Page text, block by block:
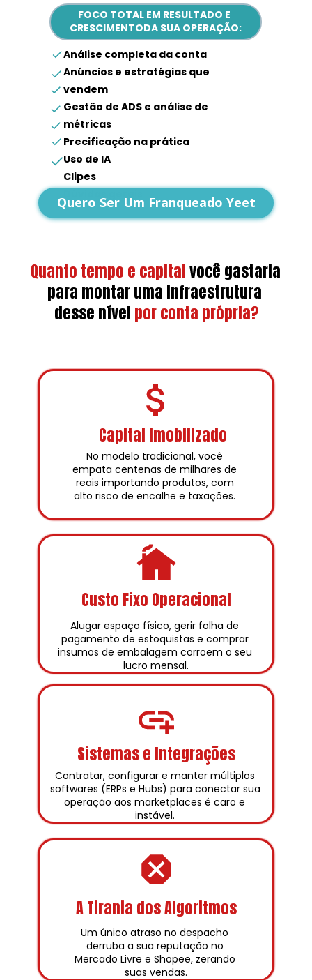
FOCO TOTAL EM RESULTADO E
CRESCIMENTODA SUA OPERAÇÃO:
Análise completa da conta
Anúncios e estratégias que
vendem
Gestão de ADS e análise de
métricas
Precificação na prática
Uso de IA
Clipes
Quero Ser Um Franqueado Yeet
Quanto tempo e capitalvocê gastaria
para montar uma infraestrutura
desse nível por conta própria?
Capital Imobilizado
Custo Fixo Operacional
Sistemas e Integrações
A Tirania dos Algoritmos
No modelo tradicional, você
empata centenas de milhares de
reais importando produtos, com
alto risco de encalhe e taxações.
Alugar espaço físico, gerir folha de
pagamento de estoquistas e comprar
insumos de embalagem corroem o seu
lucro mensal.
Contratar, configurar e manter múltiplos
softwares (ERPs e Hubs) para conectar sua
operação aos marketplaces é caro e
instável.
Um único atraso no despacho
derruba a sua reputação no
Mercado Livre e Shopee, zerando
suas vendas.